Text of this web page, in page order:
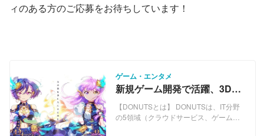
ィのある方のご応募をお待ちしています！
ゲーム・エンタメ
新規ゲーム開発で活躍、3DCG
リードデザイナー/ DONUTS
GAMES
【DONUTSとは】 DONUTSは、IT分野
の5領域（クラウドサービス、ゲーム、